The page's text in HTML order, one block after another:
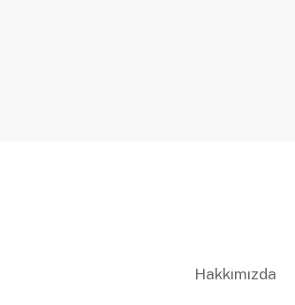
Hakkımızda